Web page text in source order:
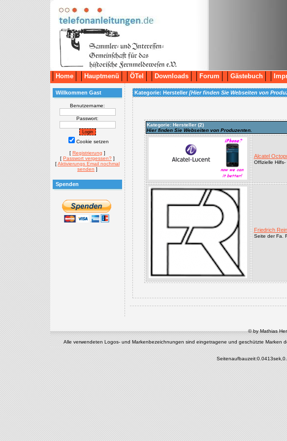
Home Hauptmenü ÖTel Downloads Forum Gästebuch
Willkommen Gast
Benutzername:
Passwort:
Cookie setzen
[ Registrierung ]
[ Passwort vergessen? ]
[Aktivierungs Email nochmal
senden ]
Spenden
Kategorie: Hersteller [Hier finden Sie Webseiten von
Kategorie: Hersteller (2)
Hier finden Sie Webseiten von Produzenten.
Alcatel
Offizielle
Friedrich
Seite der Fa.
© by Mathias
Alle verwendeten Logos- und Markenbezeichnungen sind eingetragene und geschützte Marken